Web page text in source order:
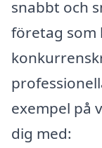
snabbt och
företag som
exempel på
dig med: